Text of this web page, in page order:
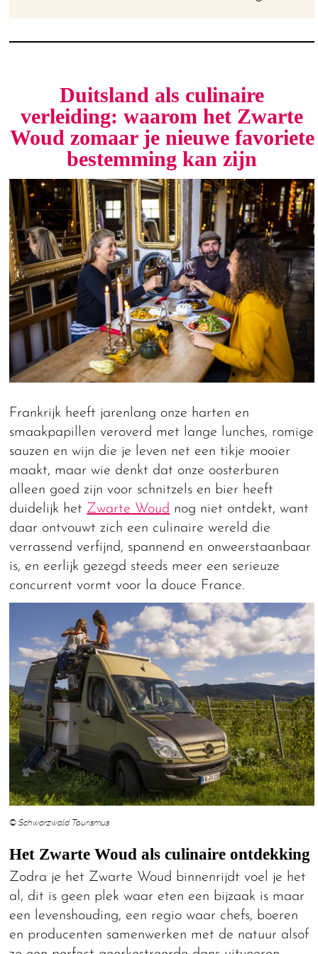
Duitsland als culinaire
verleiding: waarom het Zwarte
Woud zomaar je nieuwe favoriete
bestemming kan zijn
Frankrijk heeft jarenlang onze harten en
smaakpapillen veroverd met lange lunches, romige
sauzen en wijn die je leven net een tikje mooier
maakt, maar wie denkt dat onze oosterburen
alleen goed zijn voor schnitzels en bier heeft
duidelijk het Zwarte Woud nog niet ontdekt, want
daar ontvouwt zich een culinaire wereld die
verrassend verfijnd, spannend en onweerstaanbaar
is, en eerlijk gezegd steeds meer een serieuze
concurrent vormt voor la douce France.
© Schwarzwald Tourismus
Het Zwarte Woud als culinaire ontdekking
Zodra je het Zwarte Woud binnenrijdt voel je het
al, dit is geen plek waar eten een bijzaak is maar
een levenshouding, een regio waar chefs, boeren
en producenten samenwerken met de natuur alsof